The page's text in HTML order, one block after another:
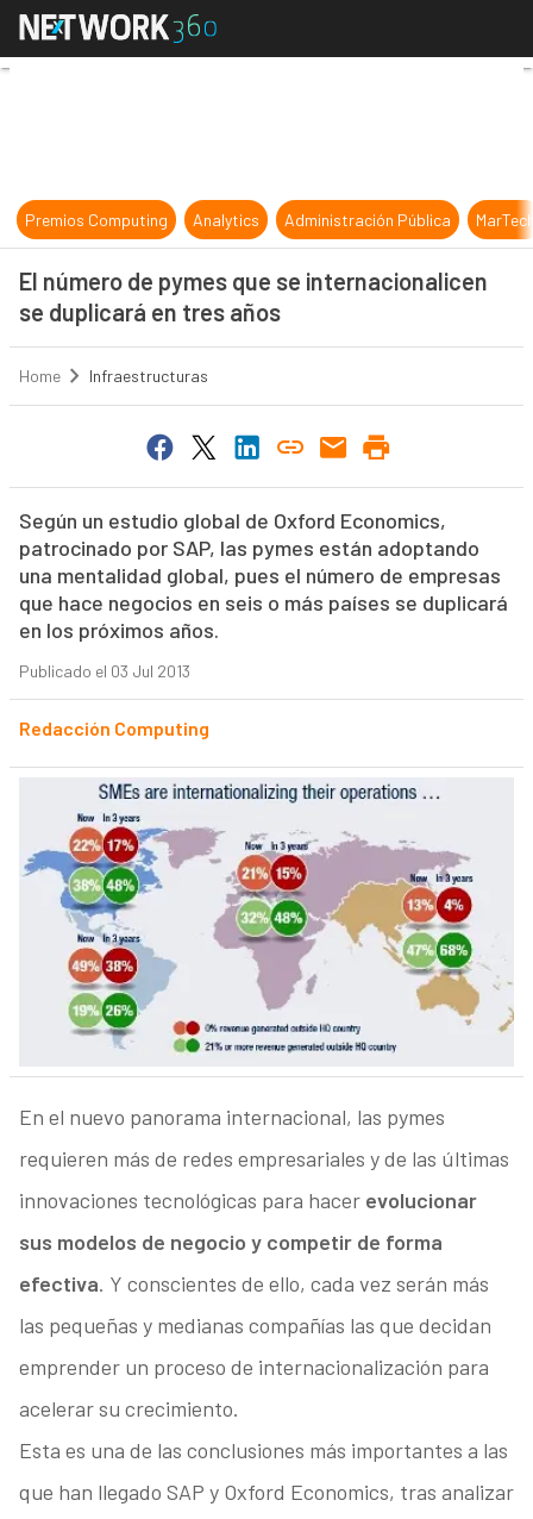
El número de pymes que se
Premios Computing Analytics Administración Pública
El número de pymes que se internacionalicen
se duplicará en tres años
Home Infraestructuras
Según un estudio global de Oxford Economics,
patrocinado por SAP, las pymes están adoptando
una mentalidad global, pues el número de empresas
que hace negocios en seis o más países se duplicará
en los próximos años.
Publicado el 03 Jul 2013
Redacción Computing
En el nuevo panorama internacional, las pymes
requieren más de redes empresariales y de las últimas
innovaciones tecnológicas para hacer evolucionar
sus modelos de negocio y competir de forma
efectiva. Y conscientes de ello, cada vez serán más
las pequeñas y medianas compañías las que decidan
emprender un proceso de internacionalización para
acelerar su crecimiento.
Esta es una de las conclusiones más importantes a las
que han llegado SAP y Oxford Economics, tras analizar